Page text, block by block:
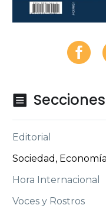
 Secciones
Editorial
Sociedad,
Hora Internacional
Voces y Rostros